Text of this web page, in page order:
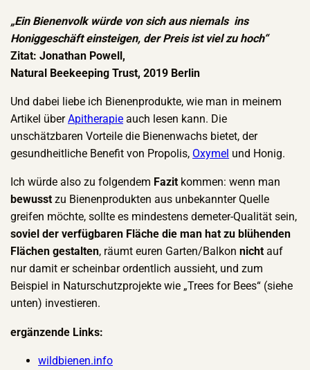
„Ein Bienenvolk würde von sich aus niemals ins
Honiggeschäft einsteigen, der Preis ist viel zu hoch“
Zitat: Jonathan Powell,
Natural Beekeeping Trust, 2019 Berlin
Und dabei liebe ich Bienenprodukte, wie man in meinem
Artikel überApitherapie auch lesen kann. Die
unschätzbaren Vorteile die Bienenwachs bietet, der
gesundheitliche Benefit von Propolis, Oxymel und Honig.
Ich würde also zu folgendem Fazitkommen: wenn man
bewusstzu Bienenprodukten aus unbekannter Quelle
greifen möchte, sollte es mindestens demeter-Qualität sein,
soviel der verfügbaren Fläche die man hat zu blühenden
Flächen gestalten, räumt euren Garten/Balkonnichtauf
nur damit er scheinbar ordentlich aussieht, und zum
Beispiel in Naturschutzprojekte wie „Trees for Bees“ (siehe
unten) investieren.
ergänzende Links:
wildbienen.info